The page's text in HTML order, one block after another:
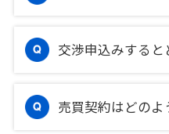
交渉申込みすると
売買契約はどのよ